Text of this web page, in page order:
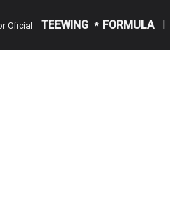
Oficial TEEWING * FORMULA I